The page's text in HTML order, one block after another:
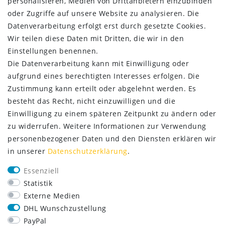
ZAHLUNG & VERSAND
SERVICE
Lieferung nur 2,95 €
Rücksendung kostenfrei
14 Tage Rückgaberecht
Kurze Lieferzeit
oder Zugriffe auf unsere Website zu analysieren. Die
Datenverarbeitung erfolgt erst durch gesetzte Cookies.
Wir teilen diese Daten mit Dritten, die wir in den
Einstellungen benennen.
Die Datenverarbeitung kann mit Einwilligung oder
aufgrund eines berechtigten Interesses erfolgen. Die
Zustimmung kann erteilt oder abgelehnt werden. Es
besteht das Recht, nicht einzuwilligen und die
Einwilligung zu einem späteren Zeitpunkt zu ändern oder
zu widerrufen. Weitere Informationen zur Verwendung
personenbezogener Daten und den Diensten erklären wir
in unserer Daten­schutz­erklärung.
Essenziell
Statistik
Externe Medien
DHL Wunschzustellung
PayPal